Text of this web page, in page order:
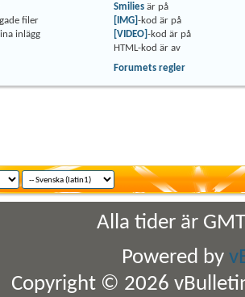
filer
inlägg
Smilies är på
[IMG] -kod är på
[VIDEO] -kod är på
HTML-kod är av
Forumets regler
Alla tider är
Powered by
Copyright © 2026